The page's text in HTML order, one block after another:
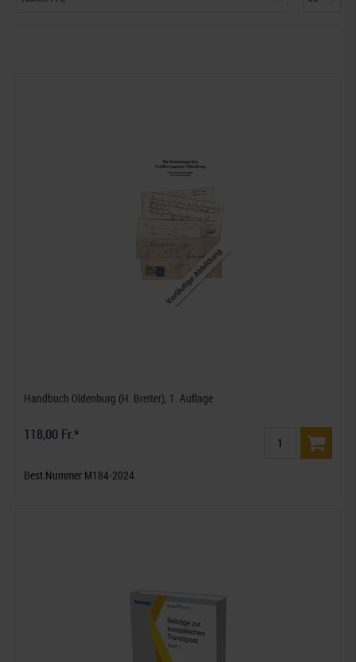
Handbuch Oldenburg (H. Breiter), 1. Auflage
118,00 Fr.*
Best.Nummer M184-2024